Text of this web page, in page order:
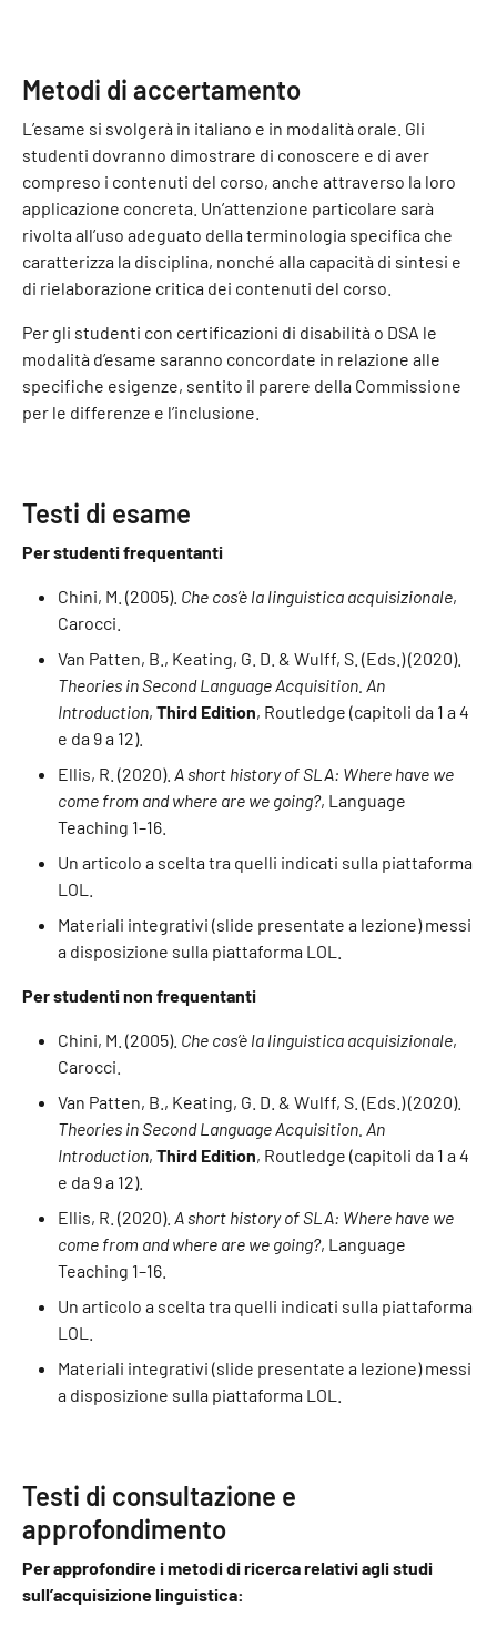
Metodi di accertamento
L’esame si svolgerà in italiano e in modalità orale. Gli
studenti dovranno dimostrare di conoscere e di aver
compreso i contenuti del corso, anche attraverso la loro
applicazione concreta. Un’attenzione particolare sarà
rivolta all’uso adeguato della terminologia specifica che
caratterizza la disciplina, nonché alla capacità di sintesi e
di rielaborazione critica dei contenuti del corso.
Per gli studenti con certificazioni di disabilità o DSA le
modalità d’esame saranno concordate in relazione alle
specifiche esigenze, sentito il parere della Commissione
per le differenze e l’inclusione.
Testi di esame
Per studenti frequentanti
Chini, M. (2005). Che cos’è la linguistica acquisizionale,
Carocci.
Van Patten, B., Keating, G. D. & Wulff, S. (Eds.) (2020).
Theories in Second Language Acquisition. An
Introduction, Third Edition, Routledge (capitoli da 1 a 4
e da 9 a 12).
Ellis, R. (2020). A short history of SLA: Where have we
come from and where are we going?, Language
Teaching 1–16.
Un articolo a scelta tra quelli indicati sulla piattaforma
LOL.
Materiali integrativi (slide presentate a lezione) messi
a disposizione sulla piattaforma LOL.
Per studenti non frequentanti
Chini, M. (2005). Che cos’è la linguistica acquisizionale,
Carocci.
Van Patten, B., Keating, G. D. & Wulff, S. (Eds.) (2020).
Theories in Second Language Acquisition. An
Introduction, Third Edition, Routledge (capitoli da 1 a 4
e da 9 a 12).
Ellis, R. (2020). A short history of SLA: Where have we
come from and where are we going?, Language
Teaching 1–16.
Un articolo a scelta tra quelli indicati sulla piattaforma
LOL.
Materiali integrativi (slide presentate a lezione) messi
a disposizione sulla piattaforma LOL.
Testi di consultazione e
approfondimento
Per approfondire i metodi di ricerca relativi agli studi
sull’acquisizione linguistica: